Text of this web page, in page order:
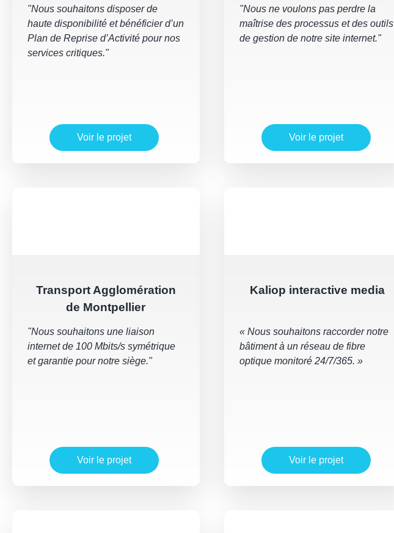
"Nous souhaitons disposer de
haute disponibilité et bénéficier d’un
Plan de Reprise d’Activité pour nos
services critiques."
Voir le projet
"Nous ne voulons pas perdre la
maîtrise des processus et des outils
de gestion de notre site internet."
Voir le projet
Transport Agglomération
de Montpellier
"Nous souhaitons une liaison
internet de 100 Mbits/s symétrique
et garantie pour notre siège."
Voir le projet
Kaliop interactive media
« Nous souhaitons raccorder notre
bâtiment à un réseau de fibre
optique monitoré 24/7/365. »
Voir le projet